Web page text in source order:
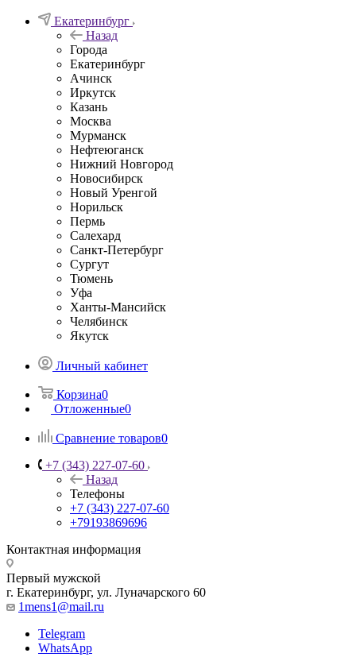
Екатеринбург
Назад
Города
Екатеринбург
Ачинск
Иркутск
Казань
Москва
Мурманск
Нефтеюганск
Нижний Новгород
Новосибирск
Новый Уренгой
Норильск
Пермь
Салехард
Санкт-Петербург
Сургут
Тюмень
Уфа
Ханты-Мансийск
Челябинск
Якутск
Личный кабинет
Корзина0
Отложенные0
Сравнение товаров0
+7 (343) 227-07-60
Назад
Телефоны
+7 (343) 227-07-60
+79193869696
Контактная информация
Первый мужской
г. Екатеринбург, ул. Луначарского 60
1mens1@mail.ru
Telegram
WhatsApp